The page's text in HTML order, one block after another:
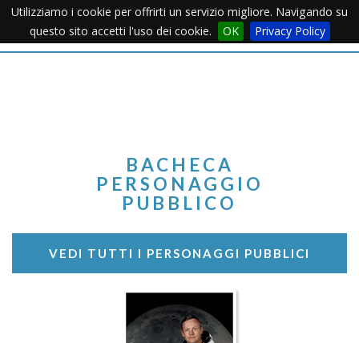
Utilizziamo i cookie per offrirti un servizio migliore. Navigando su
questo sito accetti l'uso dei cookie.
OK Privacy PolicyMenu
BACHECA
PERSONAGGIO
PUBBLICO
VEDI TUTTI I PERSONAGGI PUBBLICI